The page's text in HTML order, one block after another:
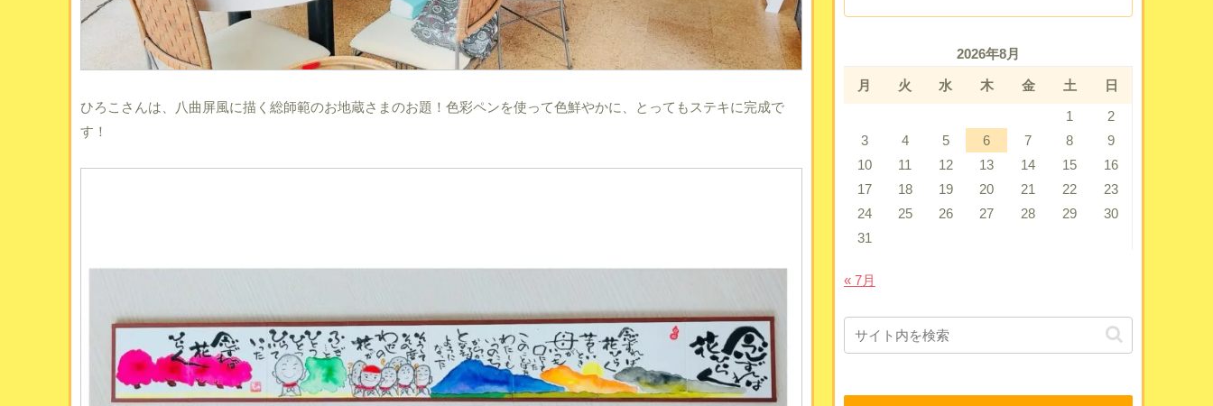
ひろこさんは、八曲屏風に描く総師範のお地蔵さまのお題！色彩ペンを使って色鮮やかに、とってもステキに完成で
す！
2026年8月
月 火 水 木 金 土
日
1
2
3
4 5 6 7 8
9
10
11 12 13 14 15
16
17
18 19 20 21 22
23
24
25 26 27 28 29
30
31
« 7月